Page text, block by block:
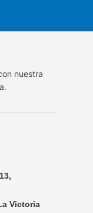
nuestra
Victoria